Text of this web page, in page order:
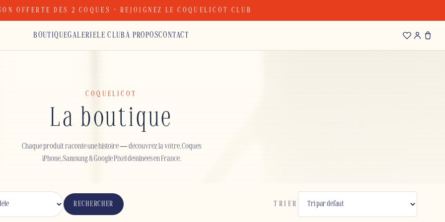
OFFERTE DÈS 2 COQUES · REJOIGNEZ LE COQUELICOT CLUB
BOUTIQUEGALERIELE CLUBÀ PROPOSCONTACT
COQUELICOT
La boutique
Chaque produit raconte une histoire — découvrez la vôtre. Coques
iPhone, Samsung & Google Pixel dessinées en France.
RECHERCHER TRIER